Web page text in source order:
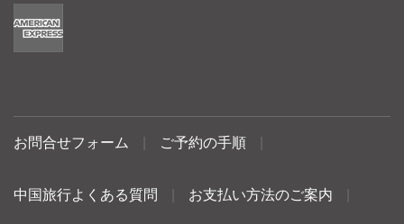
お問合せフォーム ご予約の手順
中国旅行よくある質問 お支払い方法のご案内